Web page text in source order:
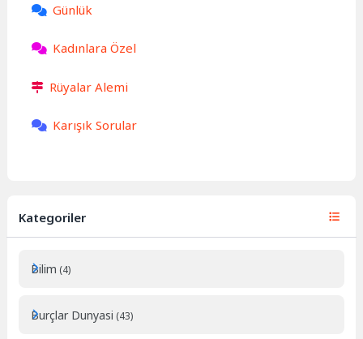
Günlük
Kadınlara Özel
Rüyalar Alemi
Karışık Sorular
Kategoriler
Bilim (4)
Burçlar Dunyasi (43)